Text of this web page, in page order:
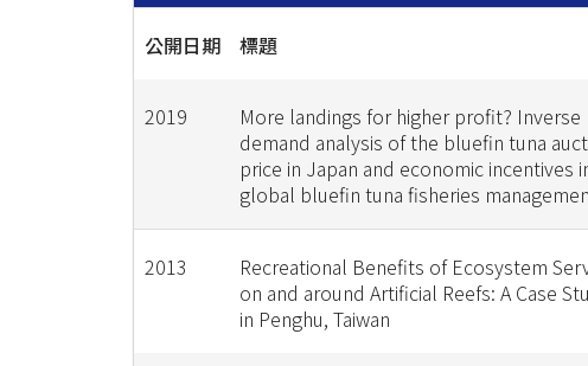
公開日期 標題
2019
More landings for higher profit? Inverse
demand analysis of the bluefin tuna
price in Japan and economic incentives
global bluefin tuna fisheries
2013
Recreational Benefits of Ecosystem
on and around Artificial Reefs: A Case
in Penghu, Taiwan